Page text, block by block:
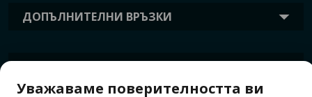
ДОПЪЛНИТЕЛНИ ВРЪЗКИ
Уважаваме поверителността ви